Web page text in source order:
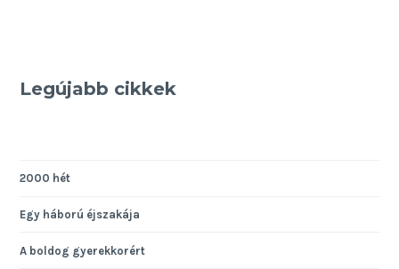
Legújabb cikkek
2000 hét
Egy háború éjszakája
A boldog gyerekkorért